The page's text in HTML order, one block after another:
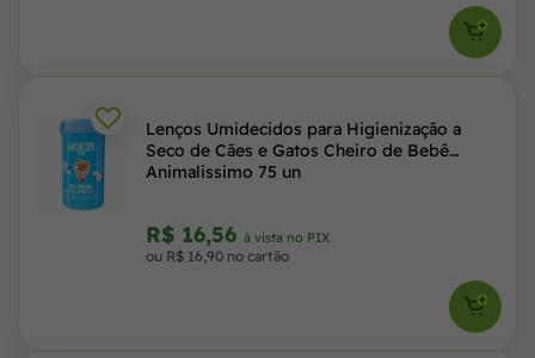
Lenços Umidecidos para Higienização a
Seco de Cães e Gatos Cheiro de Bebê
Animalissimo 75 un
R$ 16,56 à vista no PIX
ou R$ 16,90 no cartão